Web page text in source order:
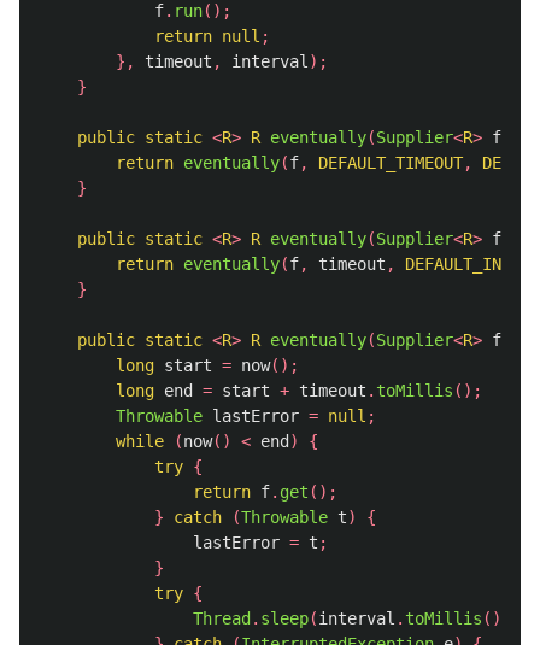
f. run();
return null ;
},
timeout , interval );
}
public static <R> R eventually(Supplier<R> f
return eventually(f, DEFAULT_TIMEOUT,
}
public static <R> R eventually(Supplier<R> f
return eventually(f, timeout ,
}
public static <R> R eventually(Supplier<R> f
long start = now();
long end = start + timeout . toMillis ();
Throwable lastError = null ;
while
(now() < end )
{
try {
return f. get ();
}
catch (Throwable t)
{
lastError = t ;
}
try {
Thread . sleep(interval . toMillis ());